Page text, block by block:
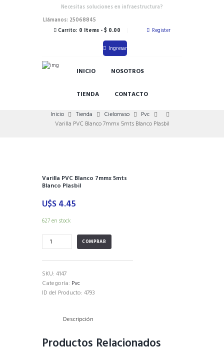
Necesitas soluciones en infraestructura?
Llámanos: 25068845
Carrito: 0 Items-$ 0.00 Register
Ingresar
INICIO NOSOTROS
TIENDA
CONTACTO
Inicio
Tienda Cielorraso
Pvc
Varilla PVC Blanco 7mmx 5mts Blanco Plasbil
Varilla PVC Blanco 7mmx 5mts
Blanco Plasbil
U$S4.45
627 en stock
Varilla
PVC
5mts
Blanco
Plasbil
COMPRAR
SKU: 4147
Categoría: Pvc
ID del Producto: 4793
Descripción
Productos Relacionados